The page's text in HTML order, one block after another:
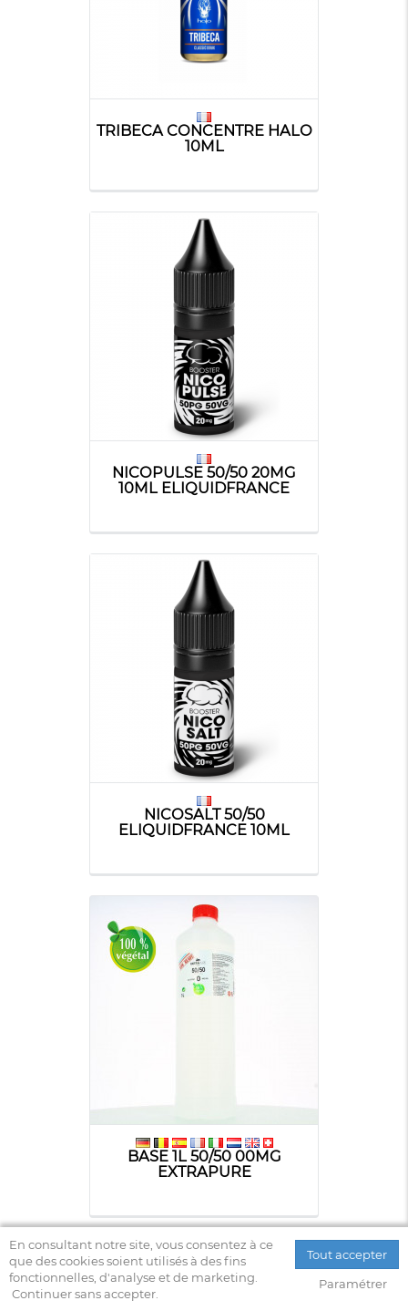
TRIBECA CONCENTRE HALO
10ML
NICOPULSE 50/50 20MG
10ML ELIQUIDFRANCE
NICOSALT 50/50
ELIQUIDFRANCE 10ML
BASE 1L 50/50 00MG
EXTRAPURE
En consultant notre site, vous consentez à ce
que des cookies soient utilisés à des fins
fonctionnelles, d'analyse et de marketing.
Continuer sans accepter.
Tout accepter
Paramétrer